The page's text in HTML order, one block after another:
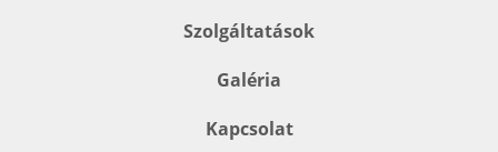
Szolgáltatások
Galéria
Kapcsolat